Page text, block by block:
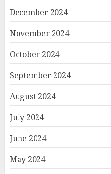
December 2024
November 2024
October 2024
September 2024
August 2024
July 2024
June 2024
May 2024